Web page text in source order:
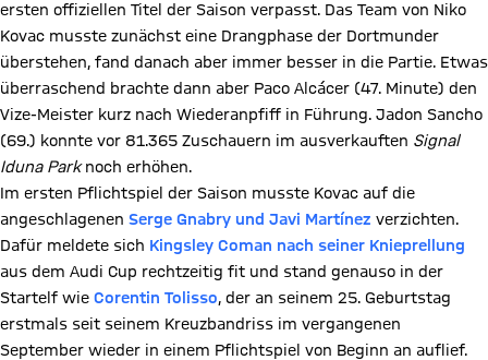
ersten offiziellen Titel der Saison verpasst. Das Team von Niko
Kovac musste zunächst eine Drangphase der Dortmunder
überstehen, fand danach aber immer besser in die Partie. Etwas
überraschend brachte dann aber Paco Alcácer (47. Minute) den
Vize-Meister kurz nach Wiederanpfiff in Führung. Jadon Sancho
(69.) konnte vor 81.365 Zuschauern im ausverkauften Signal
Iduna Parknoch erhöhen.
Im ersten Pflichtspiel der Saison musste Kovac auf die
angeschlagenen Serge Gnabry und Javi Martínez verzichten.
Dafür meldete sich Kingsley Coman nach seiner Knieprellung
aus dem Audi Cup rechtzeitig fit und stand genauso in der
Startelf wie Corentin Tolisso, der an seinem 25. Geburtstag
erstmals seit seinem Kreuzbandriss im vergangenen
September wieder in einem Pflichtspiel von Beginn an auflief.